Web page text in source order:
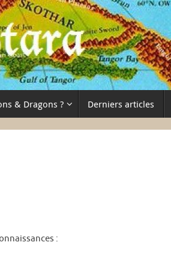
& Dragons ? Derniers articles
: